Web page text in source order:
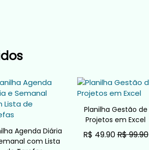
Agenda Diária
com Lista
Planilha Gestão de
Projetos em Excel
R$ 49.90R$ 99.90